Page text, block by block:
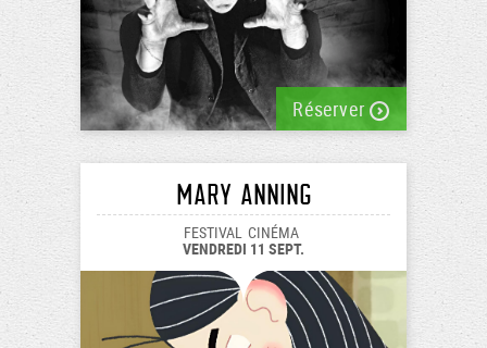
Réserver
Mary Anning
FESTIVAL CINÉMA
VENDREDI 11 SEPT.